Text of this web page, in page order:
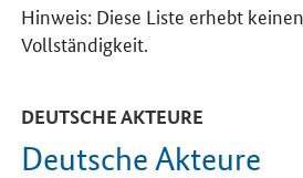
Hinweis: Diese Liste erhebt
Vollständigkeit.
DEUTSCHE AKTEURE
Deutsche Akteure